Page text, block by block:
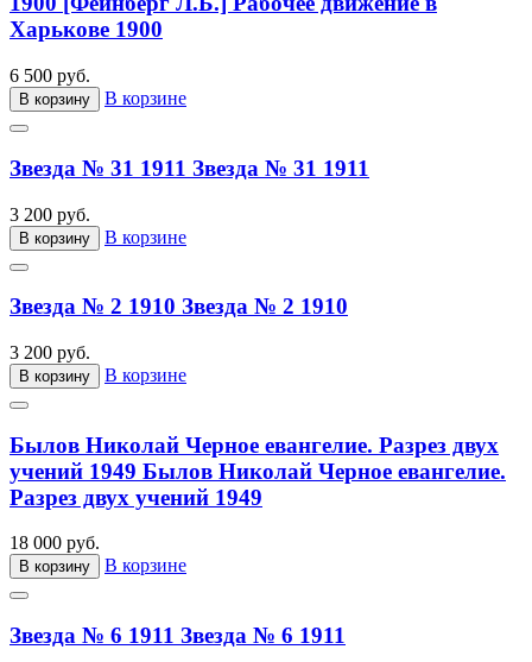
Харькове 1900
6 500 руб.
В корзину В корзине
Звезда № 31 1911 Звезда № 31 1911
3 200 руб.
В корзину В корзине
Звезда № 2 1910 Звезда № 2 1910
3 200 руб.
В корзину В корзине
Былов Николай Черное евангелие. Разрез двух
учений 1949 Былов Николай Черное евангелие.
Разрез двух учений 1949
18 000 руб.
В корзину В корзине
Звезда № 6 1911 Звезда № 6 1911